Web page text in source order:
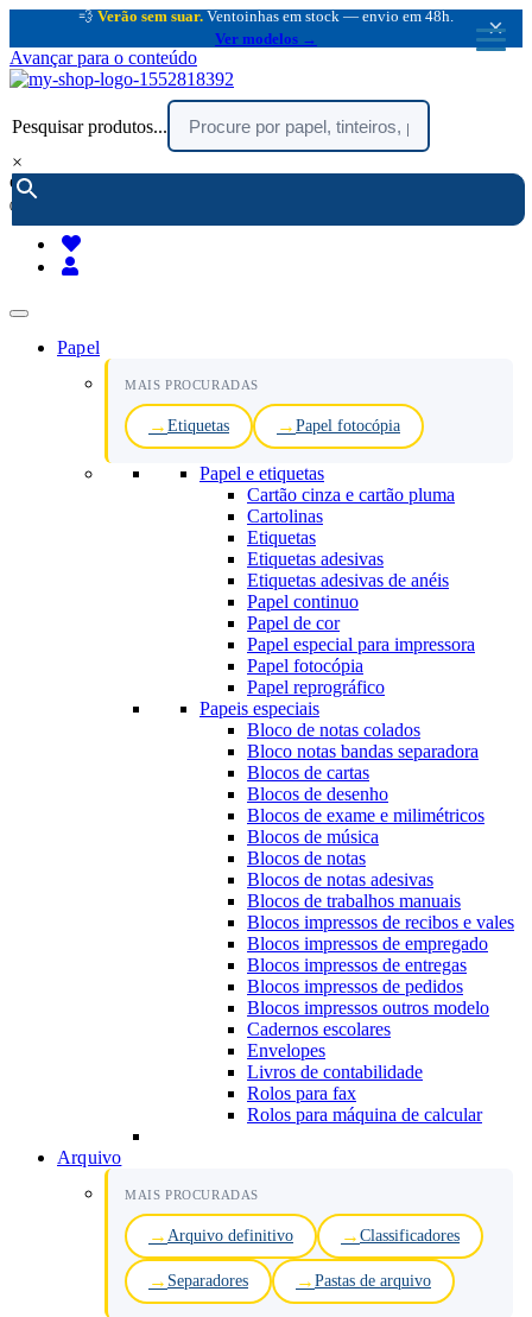
💨 Verão sem suar. Ventoinhas em stock — envio em 48h.
Ver modelos →
×
Avançar para o conteúdo
Pesquisar produtos...
×
encomendar por telefone :
(chamada rede fixa nacional)
Papel
MAIS PROCURADAS
Etiquetas Papel fotocópia
Papel e etiquetas
Cartão cinza e cartão pluma
Cartolinas
Etiquetas
Etiquetas adesivas
Etiquetas adesivas de anéis
Papel continuo
Papel de cor
Papel especial para impressora
Papel fotocópia
Papel reprográfico
Papeis especiais
Bloco de notas colados
Bloco notas bandas separadora
Blocos de cartas
Blocos de desenho
Blocos de exame e milimétricos
Blocos de música
Blocos de notas
Blocos de notas adesivas
Blocos de trabalhos manuais
Blocos impressos de recibos e vales
Blocos impressos de empregado
Blocos impressos de entregas
Blocos impressos de pedidos
Blocos impressos outros modelo
Cadernos escolares
Envelopes
Livros de contabilidade
Rolos para fax
Rolos para máquina de calcular
Arquivo
MAIS PROCURADAS
Arquivo definitivo Classificadores
Separadores Pastas de arquivo